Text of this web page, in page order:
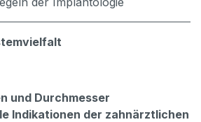
und Durchmesser
Indikationen der zahnärztlichen